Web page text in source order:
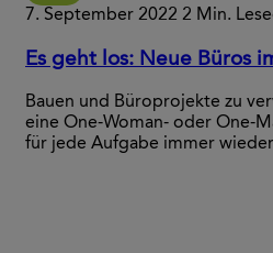
7. September 2022 2 Min.
Es geht los: Neue Büros
Bauen und Büroprojekte zu
eine One-Woman- oder One-
für jede Aufgabe immer